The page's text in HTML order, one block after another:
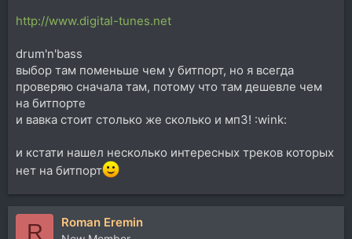
http://www.digital-tunes.net
drum'n'bass
выбор там поменьше чем у битпорт, но я всегда
проверяю сначала там, потому что там дешевле чем
на битпорте
и вавка стоит столько же сколько и мп3! :wink:
и кстати нашел несколько интересных треков которых
нет на битпорт
R Roman Eremin